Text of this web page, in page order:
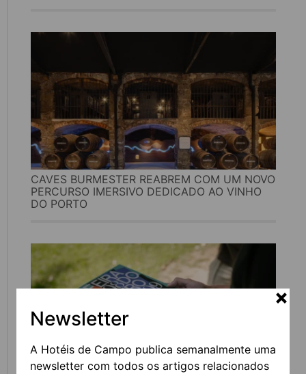
Newsletter
A Hotéis de Campo publica semanalmente uma
newsletter com todos os artigos relacionados
CAVES BURMESTER REABREM COM UM NOVO
PERCURSO IMERSIVO DEDICADO AO VINHO
DO PORTO